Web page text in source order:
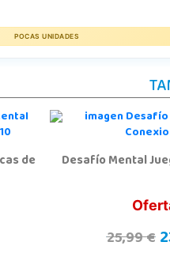
POCAS UNIDADES
de Desafío Mental
25,99 €